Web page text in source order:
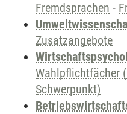
Fremdsprachen -
Zusatzangebote
Wahlpflichtfächer
Schwerpunkt)